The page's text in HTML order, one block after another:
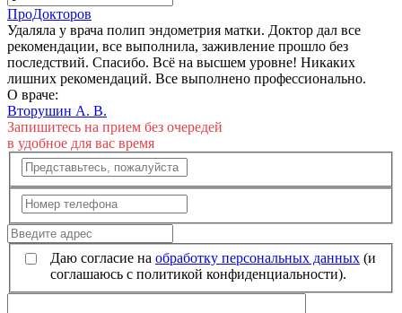
ПроДокторов
Удаляла у врача полип эндометрия матки. Доктор дал все
рекомендации, все выполнила, заживление прошло без
последствий. Спасибо. Всё на высшем уровне! Никаких
лишних рекомендаций. Все выполнено профессионально.
О враче:
Вторушин А. В.
Запишитесь на прием без очередей
в удобное для вас время
Даю согласие на обработку персональных данных (и
соглашаюсь с политикой конфиденциальности).